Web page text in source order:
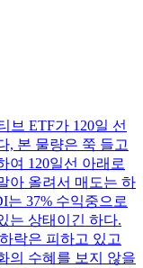
브 ETF가 120일 선
, 본 물량은 쭉 들고
여 120일선 아래로
아 올려서 매도는 하
는 37% 수익중으로
는 상태이긴 하다.
락은 피하고 있고
의 수혜를 보지 않을